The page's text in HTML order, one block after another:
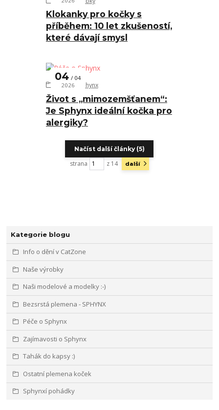
Kategorie blogu
Info o dění v CatZone
Naše výrobky
Naši modelové a modelky :-)
Bezsrstá plemena - SPHYNX
Péče o Sphynx
Zajímavosti o Sphynx
Tahák do kapsy :)
Ostatní plemena koček
Sphynxí pohádky
Klokanky pro kočky s
příběhem: 10 let zkušeností,
které dávají smysl
Život s „mimozemšťanem“:
Je Sphynx ideální kočka pro
alergiky?
04
04
2026
Péče o Sphynx
Načíst další články (5)
strana z 14 další